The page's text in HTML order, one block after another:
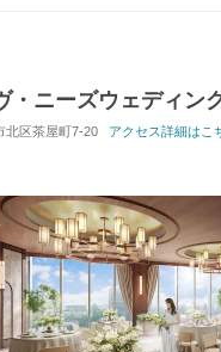
・ニーズウェディン
数: 着席：2名 ～ 100名 挙式スタイ
北区茶屋町7-20 アクセス詳細はこ